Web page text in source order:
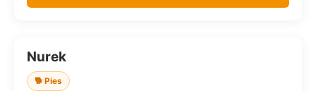
SZUKA DOMU
Nurek
🐕 Pies